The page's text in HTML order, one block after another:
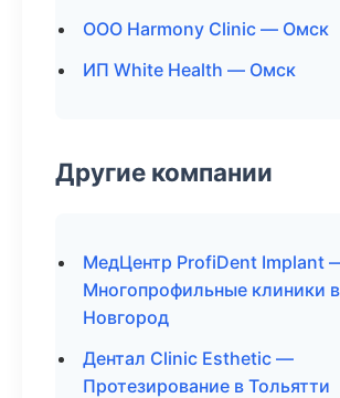
ООО Harmony Clinic — Омск
ИП White Health — Омск
Другие компании
МедЦентр ProfiDent Implant
Многопрофильные клиники
Новгород
Дентал Clinic Esthetic —
Протезирование в Тольятти